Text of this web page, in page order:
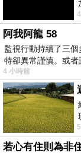
阿我阿龍 58
監視行動持續了三
特卻異常謹慎。或
4 小時前
若心有住則為非